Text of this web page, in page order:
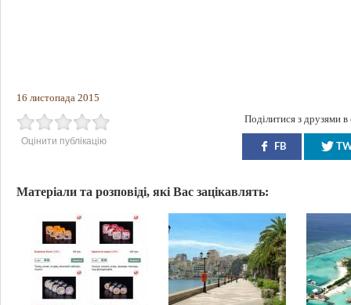
16 листопада 2015
Оцінити публікацію
Поділитися з друзями
FB
Матеріали та розповіді, які Вас зацікавлять: